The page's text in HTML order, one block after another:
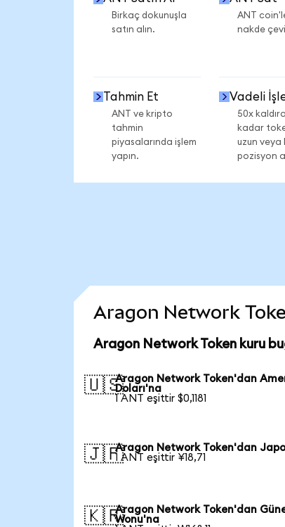
Birkaç dokunuşla
satın alın.
ANT
nakde
Tahmin Et
ANT ve kripto
tahmin
piyasalarında işlem
yapın.
Vadeli
50x
kadar
uzun veya
pozisyon
Aragon Network
Aragon Network Token kuru
🇺🇸Aragon Network Token'dan
Doları'na
1 ANT eşittir $0,1181
🇯🇵Aragon Network Token'dan
1 ANT eşittir ¥18,71
🇰🇷Aragon Network Token'dan
Wonu'na